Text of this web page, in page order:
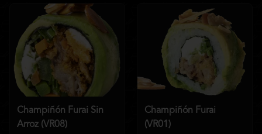
Champiñón Furai Sin
Arroz (VR08)
Champiñón Furai
(VR01)